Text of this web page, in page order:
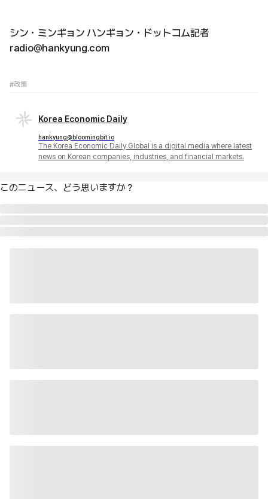
シン・ミンギョン ハンギョン・ドットコム記者
radio@hankyung.com
#政策
Korea Economic Daily
hankyung@bloomingbit.io
The Korea Economic Daily Global is a digital media where latest
news on Korean companies, industries, and financial markets.
このニュース、どう思いますか？